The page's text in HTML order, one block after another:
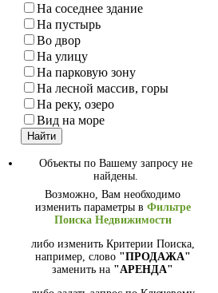
На соседнее здание
На пустырь
Во двор
На улицу
На парковую зону
На лесной массив, горы
На реку, озеро
Вид на море
Объекты по Вашему запросу не
найдены.
Возможно, Вам необходимо
изменить параметры в Фильтре
Поиска Недвижимости
либо изменить Критерии Поиска,
например, слово "ПРОДАЖА"
заменить на "АРЕНДА"